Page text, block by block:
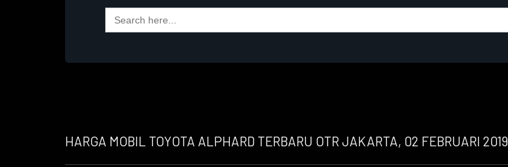
Search
for:
HARGA MOBIL TOYOTA ALPHARD TERBARU OTR JAKARTA, 02 FEBRUARI 2019